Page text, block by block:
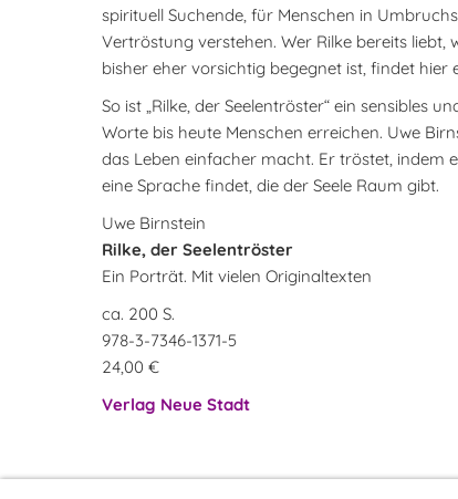
spirituell Suchende, für Menschen in
Vertröstung verstehen. Wer Rilke bereits liebt,
bisher eher vorsichtig begegnet ist, findet hier
So ist „Rilke, der Seelentröster“ ein sensibles
Worte bis heute Menschen erreichen. Uwe
das Leben einfacher macht. Er tröstet, indem
eine Sprache findet, die der Seele Raum gibt.
Uwe Birnstein
Rilke, der Seelentröster
Ein Porträt. Mit vielen Originaltexten
ca. 200 S.
978-3-7346-1371-5
24,00 €
Verlag Neue Stadt